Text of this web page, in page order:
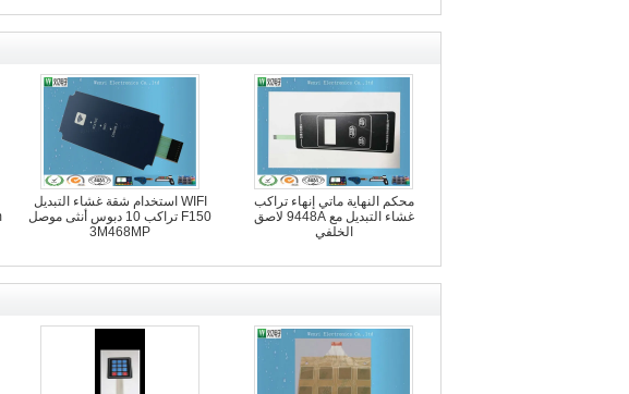
WIFI استخدام شقة غشاء التبديل
F150 تراكب 10 دبوس أنثى موصل
3M468MP
محكم النهاية ماتي إنهاء تراكب
غشاء التبديل مع 9448A لاصق
الخلفي